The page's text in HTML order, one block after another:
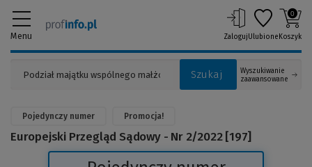
Menu
Szukaj
Wyszukiwanie
zaawansowane
ZalogujUlubione
0
Koszyk
Pojedynczy numer Promocja!
Europejski Przegląd Sądowy - Nr 2/2022 [197]